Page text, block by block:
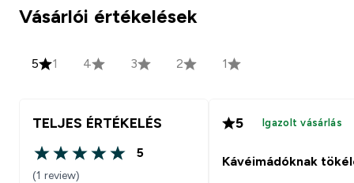
Vásárlói értékelések
5 1 4 3 2 1
TELJES ÉRTÉKELÉS
5 out of 5 stars
5
(1 review)
5 Igazolt vásárlás
Kávéimádóknak